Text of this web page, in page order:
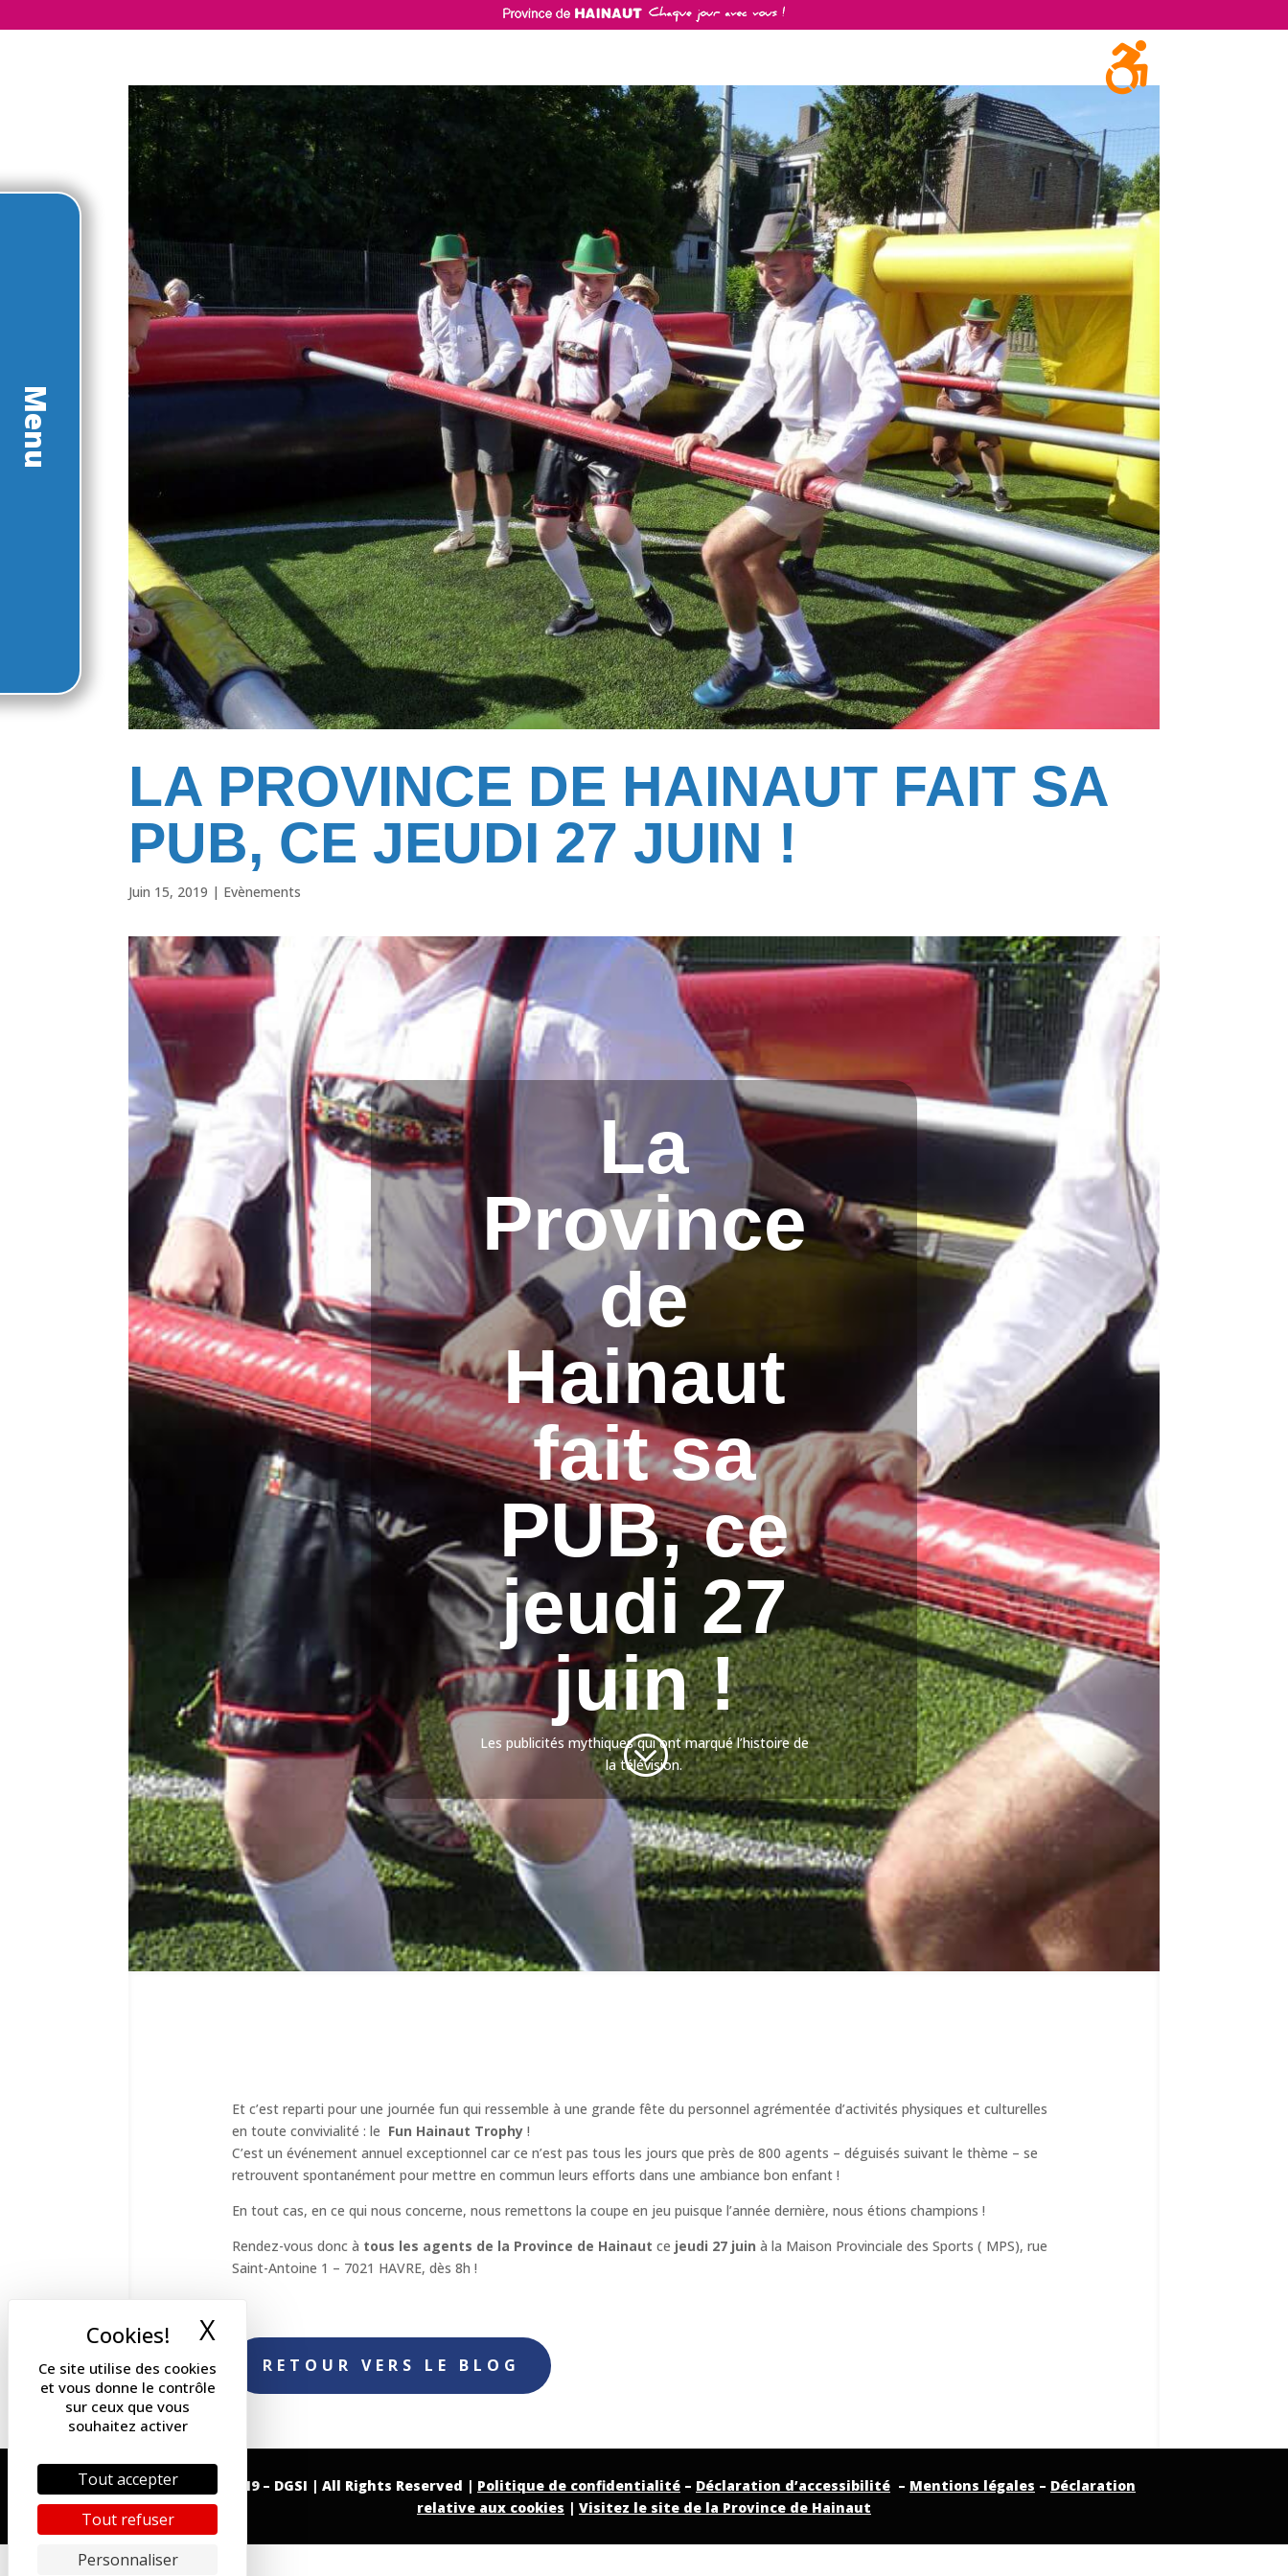
Ce site utilise des cookies
et vous donne le contrôle
sur ceux que vous
souhaitez activer
Tout accepter
Tout refuser
Personnaliser
X Masquer le bandeau des cookies
Menu
LA PROVINCE DE HAINAUT FAIT SA
PUB, CE JEUDI 27 JUIN !
Juin 15, 2019 | Evènements
La
Province
de
Hainaut
fait sa
PUB, ce
jeudi 27
juin !
Les publicités mythiques qui ont marqué l’histoire de
la télévision.
;
Et c’est reparti pour une journée fun qui ressemble à une grande fête du personnel agrémentée d’activités physiques et culturelles
en toute convivialité : le Fun Hainaut Trophy!
C’est un événement annuel exceptionnel car ce n’est pas tous les jours que près de 800 agents – déguisés suivant le thème – se
retrouvent spontanément pour mettre en commun leurs efforts dans une ambiance bon enfant !
En tout cas, en ce qui nous concerne, nous remettons la coupe en jeu puisque l’année dernière, nous étions champions !
Rendez-vous donc à tous les agents de la Province de Hainaut ce jeudi 27 juin à la Maison Provinciale des Sports ( MPS), rue
Saint-Antoine 1 – 7021 HAVRE, dès 8h !
RETOUR VERS LE BLOG
Copyright 2019 – DGSI | All Rights Reserved | Politique de confidentialité – Déclaration d’accessibilité – Mentions légales – Déclaration
relative aux cookies | Visitez le site de la Province de Hainaut